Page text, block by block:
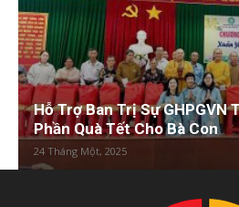
Hỗ Trợ Ban Trị Sự GHPGVN
Phần Quà Tết Cho Bà Con
24 Tháng Một, 2025